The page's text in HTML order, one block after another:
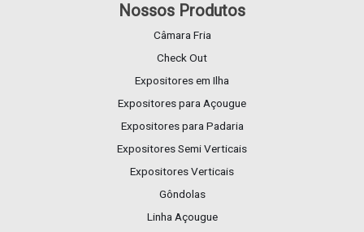
Nossos Produtos
Câmara Fria
Check Out
Expositores em Ilha
Expositores para Açougue
Expositores para Padaria
Expositores Semi Verticais
Expositores Verticais
Gôndolas
Linha Açougue